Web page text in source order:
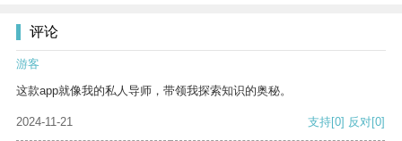
评论
游客
这款app就像我的私人导师，带领我探索知识的奥秘。
2024-11-21 支持[0] 反对[0]